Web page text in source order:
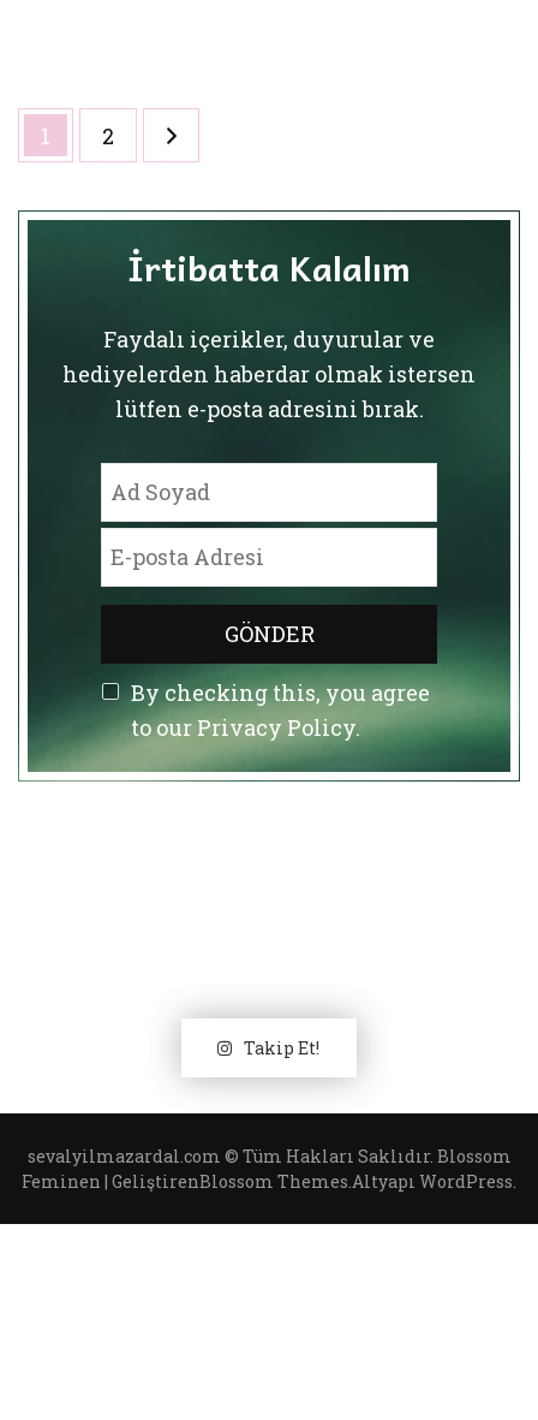
Yazı
sayfalaması
Sayfa
1 Sayfa
2
İrtibatta Kalalım
Faydalı içerikler, duyurular ve
hediyelerden haberdar olmak istersen
lütfen e-posta adresini bırak.
By checking this, you agree
to our Privacy Policy.
Takip Et!
sevalyilmazardal.com © Tüm Hakları Saklıdır. Blossom
Feminen | GeliştirenBlossom Themes.Altyapı WordPress.